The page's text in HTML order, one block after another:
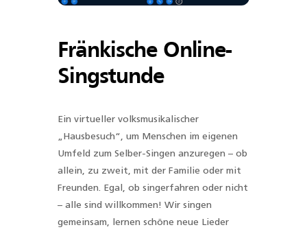
Fränkische Online-
Singstunde
Ein virtueller volksmusikalischer
„Hausbesuch“, um Menschen im eigenen
Umfeld zum Selber-Singen anzuregen – ob
allein, zu zweit, mit der Familie oder mit
Freunden. Egal, ob singerfahren oder nicht
– alle sind willkommen! Wir singen
gemeinsam, lernen schöne neue Lieder